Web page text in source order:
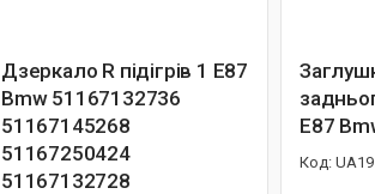
Дзеркало R підігрів 1 E87
Bmw 51167132736
51167145268
51167250424
51167132728
E87